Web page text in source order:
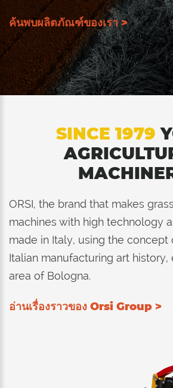
ค้นพบผลิตภัณฑ์ของเรา >
SINCE 1979
ORSI, the brand that makes
machines with high technology
made in Italy, using the concept
Italian manufacturing art
area of Bologna.
อ่านเรื่องราวของ Orsi Group >